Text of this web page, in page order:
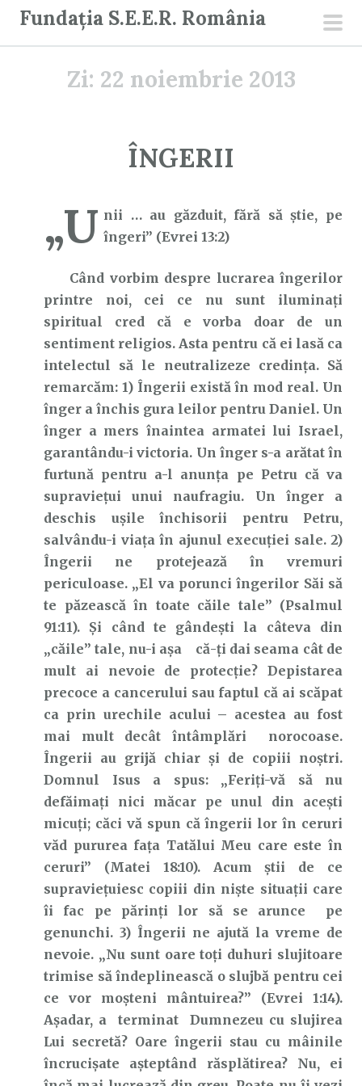
Fundația S.E.E.R. România
Zi: 22 noiembrie 2013
ÎNGERII
„U nii … au găzduit, fără să știe, pe
îngeri” (Evrei 13:2)
Când vorbim despre lucrarea îngerilor
printre noi, cei ce nu sunt iluminați
spiritual cred că e vorba doar de un
sentiment religios. Asta pentru că ei lasă ca
intelectul să le neutralizeze credința. Să
remarcăm: 1) Îngerii există în mod real. Un
înger a închis gura leilor pentru Daniel. Un
înger a mers înaintea armatei lui Israel,
garantându-i victoria. Un înger s-a arătat în
furtună pentru a-l anunța pe Petru că va
supraviețui unui naufragiu. Un înger a
deschis ușile închisorii pentru Petru,
salvându-i viața în ajunul execuției sale. 2)
Îngerii ne protejează în vremuri
periculoase. „El va porunci îngerilor Săi să
te păzească în toate căile tale” (Psalmul
91:11). Și când te gândești la câteva din
„căile” tale, nu-i așa că-ți dai seama cât de
mult ai nevoie de protecție? Depistarea
precoce a cancerului sau faptul că ai scăpat
ca prin urechile acului – acestea au fost
mai mult decât întâmplări norocoase.
Îngerii au grijă chiar și de copiii noștri.
Domnul Isus a spus: „Feriți-vă să nu
defăimați nici măcar pe unul din acești
micuți; căci vă spun că îngerii lor în ceruri
văd pururea fața Tatălui Meu care este în
ceruri” (Matei 18:10). Acum știi de ce
supraviețuiesc copiii din niște situații care
îi fac pe părinți lor să se arunce pe
genunchi. 3) Îngerii ne ajută la vreme de
nevoie. „Nu sunt oare toți duhuri slujitoare
trimise să îndeplinească o slujbă pentru cei
ce vor moșteni mântuirea?” (Evrei 1:14).
Așadar, a terminat Dumnezeu cu slujirea
Lui secretă? Oare îngerii stau cu mâinile
încrucișate așteptând răsplătirea? Nu, ei